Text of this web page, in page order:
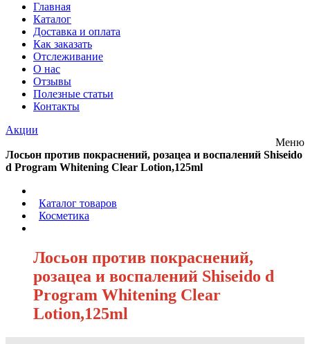
Главная
Каталог
Доставка и оплата
Как заказать
Отслеживание
О нас
Отзывы
Полезные статьи
Контакты
Акции
Меню
Лосьон против покраснений, розацеа и воспалений Shiseido
d Program Whitening Clear Lotion,125ml
Каталог товаров
Косметика
Лосьон против покраснений,
розацеа и воспалений Shiseido d
Program Whitening Clear
Lotion,125ml